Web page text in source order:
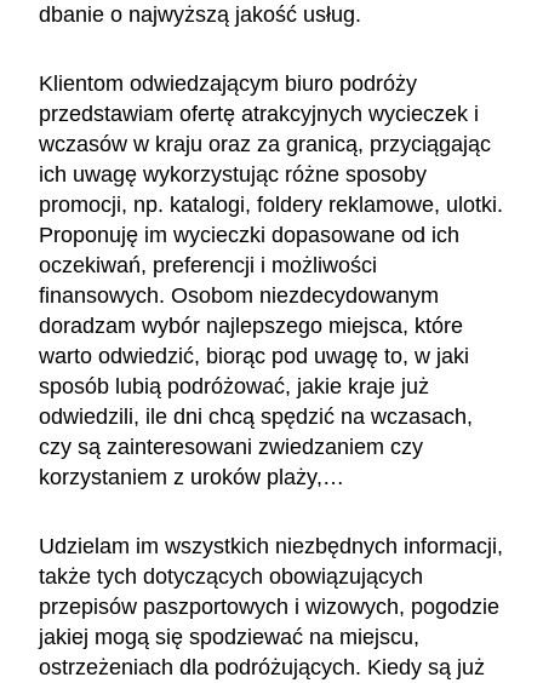
dbanie o najwyższą jakość usług.
Klientom odwiedzającym biuro podróży
przedstawiam ofertę atrakcyjnych wycieczek i
wczasów w kraju oraz za granicą, przyciągając
ich uwagę wykorzystując różne sposoby
promocji, np. katalogi, foldery reklamowe, ulotki.
Proponuję im wycieczki dopasowane od ich
oczekiwań, preferencji i możliwości
finansowych. Osobom niezdecydowanym
doradzam wybór najlepszego miejsca, które
warto odwiedzić, biorąc pod uwagę to, w jaki
sposób lubią podróżować, jakie kraje już
odwiedzili, ile dni chcą spędzić na wczasach,
czy są zainteresowani zwiedzaniem czy
korzystaniem z uroków plaży,…
Udzielam im wszystkich niezbędnych informacji,
także tych dotyczących obowiązujących
przepisów paszportowych i wizowych, pogodzie
jakiej mogą się spodziewać na miejscu,
ostrzeżeniach dla podróżujących. Kiedy są już